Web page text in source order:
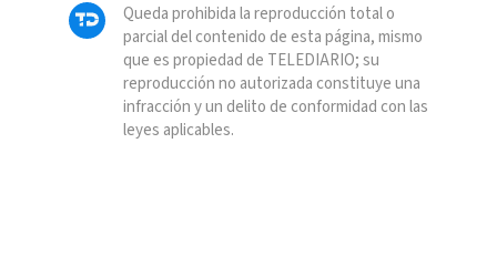
Queda prohibida la reproducción total o
parcial del contenido de esta página, mismo
que es propiedad de TELEDIARIO; su
reproducción no autorizada constituye una
infracción y un delito de conformidad con las
leyes aplicables.